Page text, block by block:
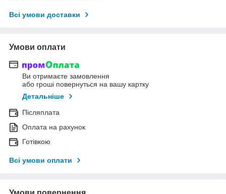
Всі умови доставки
Умови оплати
Ви отримаєте замовлення
або гроші повернуться на вашу картку
Детальніше
Післяплата
Оплата на рахунок
Готівкою
Всі умови оплати